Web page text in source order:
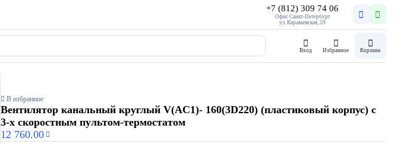
+7 (812) 309 74 06
Офис Санкт-Петербург
ул. Караваевская, 59
Вход Избранное Корзина
В избранное
Вентилятор канальный круглый V(AC1)- 160(3D220) (пластиковый корпус) с
3-х скоростным пультом-термостатом
12 760.00